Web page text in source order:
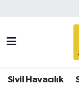
Sivil Havacılık